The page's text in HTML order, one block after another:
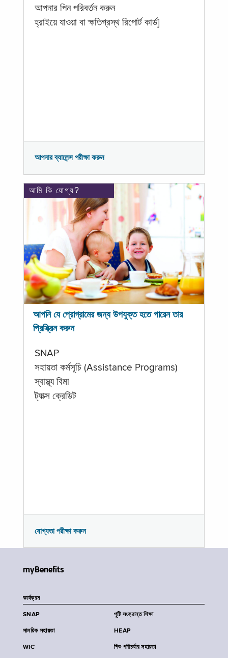
আপনার পিন পরিবর্তন করুন
হ্রাইয়ে যাওয়া বা ক্ষতিগ্রস্থ রিপোর্ট কার্ড]
আপনার ব্যালেন্স পরীক্ষা করুন
আমি কি যোগ্য?
আপনি যে প্রোগ্রামের জন্য উপযুক্ত হতে পারেন তার
প্রিস্ক্রিন করুন
SNAP
সহায়তা কর্মসূচি (Assistance Programs)
স্বাস্থ্য বিমা
ট্যাক্স ক্রেডিট
যোগ্যতা পরীক্ষা করুন
myBenefits
কার্যক্রম
SNAP পুষ্টি সংক্রান্ত শিক্ষা
সাময়িক সহায়তা HEAP
WIC শিশু পরিচর্যার সহায়তা